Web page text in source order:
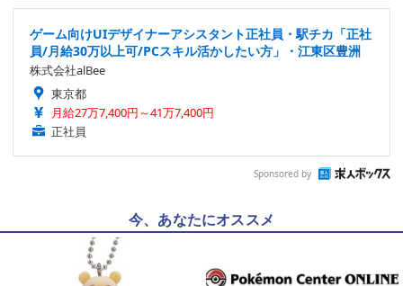
ゲーム向けUIデザイナーアシスタント正社員・駅チカ「正社
員/月給30万以上可/PCスキル活かしたい方」・江東区豊洲
株式会社alBee
東京都
月給27万7,400円～41万7,400円
正社員
Sponsored by
今、あなたにオススメ